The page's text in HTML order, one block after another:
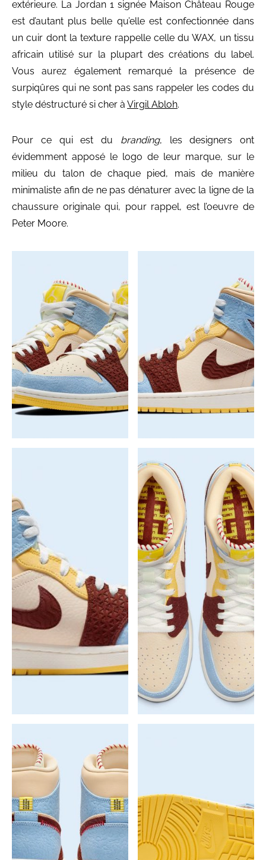
extérieure. La Jordan 1 signée Maison Château Rouge
est d’autant plus belle qu’elle est confectionnée dans
un cuir dont la texture rappelle celle du WAX, un tissu
africain utilisé sur la plupart des créations du label.
Vous aurez également remarqué la présence de
surpiqûres qui ne sont pas sans rappeler les codes du
style déstructuré si cher à Virgil Abloh.
Pour ce qui est du branding, les designers ont
évidemment apposé le logo de leur marque, sur le
milieu du talon de chaque pied, mais de manière
minimaliste afin de ne pas dénaturer avec la ligne de la
chaussure originale qui, pour rappel, est l’oeuvre de
Peter Moore.